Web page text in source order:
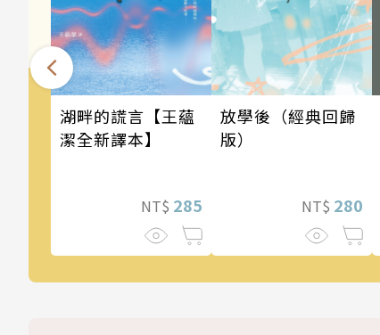
湖畔的謊言【王蘊
潔全新譯本】
NT$ 285
放學後（經典回歸
版）
NT$ 280